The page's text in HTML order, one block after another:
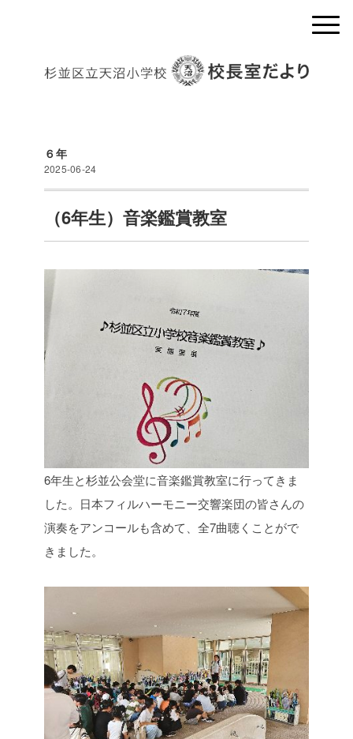
６年
2025-06-24
（6年生）音楽鑑賞教室
6年生と杉並公会堂に音楽鑑賞教室に行ってきま
した。日本フィルハーモニー交響楽団の皆さんの
演奏をアンコールも含めて、全7曲聴くことがで
きました。